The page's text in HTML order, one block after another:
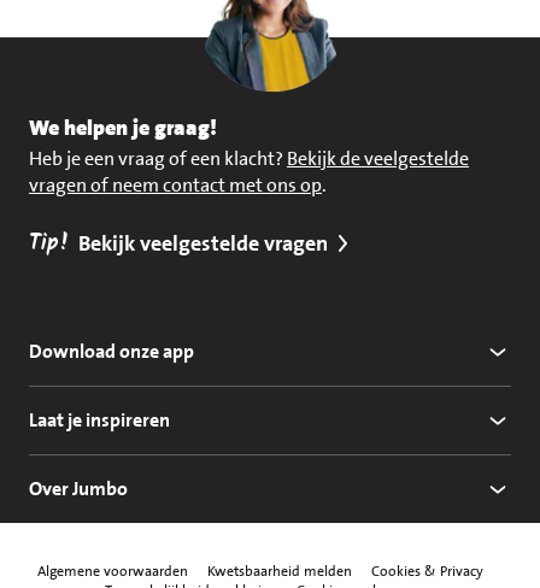
We helpen je graag!
Heb je een vraag of een klacht? Bekijk de veelgestelde
vragen of neem contact met ons op.
Tip! Bekijk veelgestelde vragen
Download onze app
Laat je inspireren
Over Jumbo
Algemene voorwaarden Kwetsbaarheid melden
Cookies & Privacy